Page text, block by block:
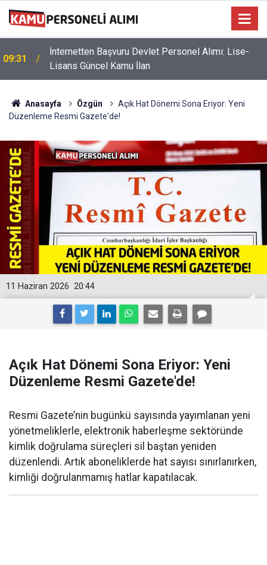
09:31
İnternetten Başvuru Devlet Personel Alımı: Lise-
Lisans Güncel Kamu İlan
Anasayfa Özgün
Açık Hat Dönemi Sona Eriyor: Yeni
Düzenleme Resmi Gazete'de!
20:44
11 Haziran 2026
Açık Hat Dönemi Sona Eriyor: Yeni
Düzenleme Resmi Gazete'de!
Resmi Gazete’nin bugünkü sayısında yayımlanan yeni
yönetmeliklerle, elektronik haberleşme sektöründe
kimlik doğrulama süreçleri sil baştan yeniden
düzenlendi. Artık aboneliklerde hat sayısı sınırlanırken,
kimliği doğrulanmamış hatlar kapatılacak.